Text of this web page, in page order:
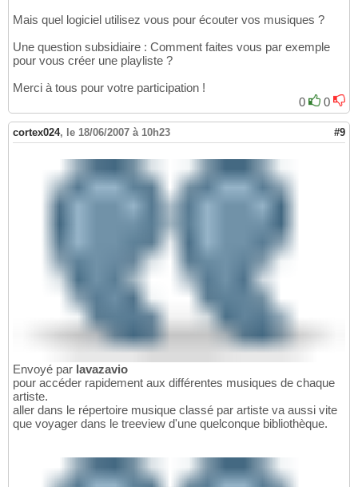
Mais quel logiciel utilisez vous pour écouter vos musiques ?
Une question subsidiaire : Comment faites vous par exemple
pour vous créer une playliste ?
Merci à tous pour votre participation !
0
0
cortex024, le 18/06/2007 à 10h23 #9
Envoyé par lavazavio
pour accéder rapidement aux différentes musiques de chaque
artiste.
aller dans le répertoire musique classé par artiste va aussi vite
que voyager dans le treeview d'une quelconque bibliothèque.